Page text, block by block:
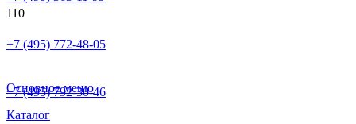
+7 (495) 772-48-05
+7 (495) 792-30-46
Основное меню
Каталог